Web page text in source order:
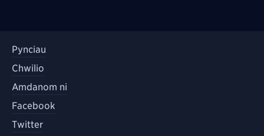
Pynciau
Chwilio
Amdanom ni
Facebook
Twitter